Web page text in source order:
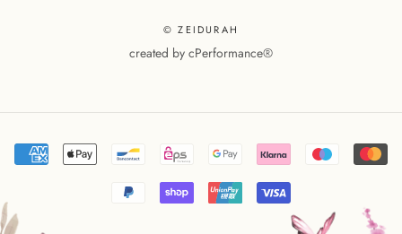
© ZEIDURAH
created by cPerformance®